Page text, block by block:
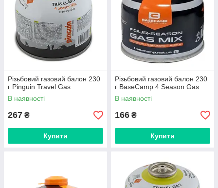
Різьбовий газовий балон 230
г Pinguin Travel Gas
В наявності
267 ₴
Купити
Різьбовий газовий балон 230
г BaseCamp 4 Season Gas
В наявності
166 ₴
Купити